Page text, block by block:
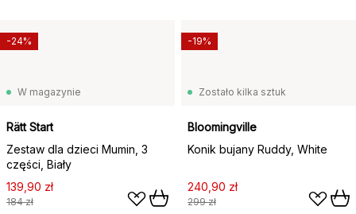
W magazynie
Rätt Start
Zestaw dla dzieci Mumin, 3
części, Biały
139,90 zł
184 zł
-24%
Zostało kilka sztuk
Bloomingville
Konik bujany Ruddy, White
240,90 zł
299 zł
-19%